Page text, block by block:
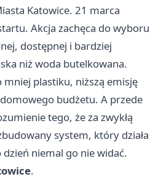
Katowice. 21 marca
Akcja zachęca do wyboru
dostępnej i bardziej
niż woda butelkowana.
plastiku, niższą emisję
domowego budżetu. A przede
tego, że za zwykłą
system, który działa
niemal go nie widać.
.